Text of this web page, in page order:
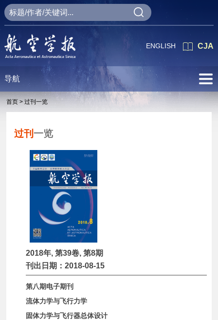
CJA
ENGLISH
导航
首页 > 过刊一览
过刊 一览
2018年, 第39卷, 第8期
刊出日期：2018-08-15
第八期电子期刊
流体力学与飞行力学
固体力学与飞行器总体设计